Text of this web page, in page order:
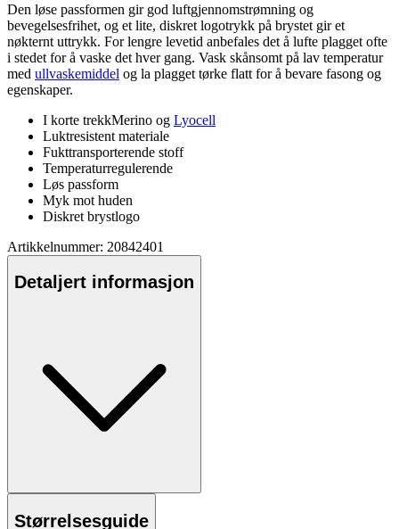
Den løse passformen gir god luftgjennomstrømning og
bevegelsesfrihet, og et lite, diskret logotrykk på brystet gir et
nøkternt uttrykk. For lengre levetid anbefales det å lufte plagget ofte
i stedet for å vaske det hver gang. Vask skånsomt på lav temperatur
med ullvaskemiddel og la plagget tørke flatt for å bevare fasong og
egenskaper.
I korte trekkMerino og Lyocell
Luktresistent materiale
Fukttransporterende stoff
Temperaturregulerende
Løs passform
Myk mot huden
Diskret brystlogo
Artikkelnummer: 20842401
Detaljert informasjon
Størrelsesguide